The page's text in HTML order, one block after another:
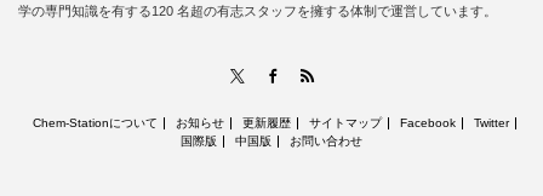
学の専門知識を有する120 名超の有志スタッフを擁する体制で運営しています。
Facebook
Chem-Stationについて お知らせ 更新履歴 サイトマップ Facebook
Twitter
国際版
中国版 お問い合わせ